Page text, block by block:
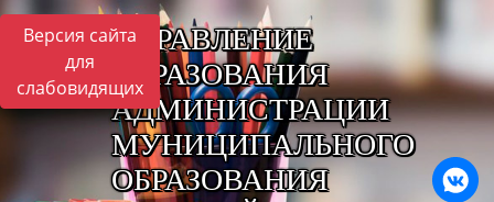
Версия сайта
для
слабовидящих
УПРАВЛЕНИЕ
ОБРАЗОВАНИЯ
АДМИНИСТРАЦИИ
МУНИЦИПАЛЬНОГО
ОБРАЗОВАНИЯ